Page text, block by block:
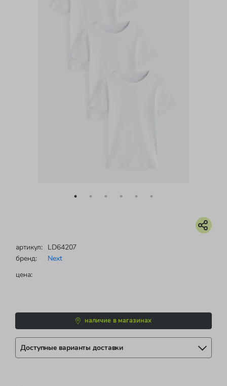
артикул: LD64207
бренд:
Next
цена:
наличие в магазинах
Доступные варианты доставки